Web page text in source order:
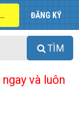
ĐĂNG NHẬP ĐĂNG KÝ
TÌM
và luôn